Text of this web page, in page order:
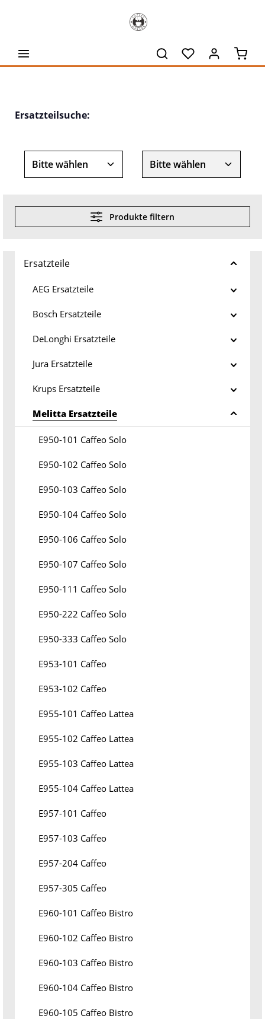
Ersatzteilsuche:
Produkte filtern
Ersatzteile
AEG Ersatzteile
Bosch Ersatzteile
DeLonghi Ersatzteile
Jura Ersatzteile
Krups Ersatzteile
Melitta Ersatzteile
E950-101 Caffeo Solo
E950-102 Caffeo Solo
E950-103 Caffeo Solo
E950-104 Caffeo Solo
E950-106 Caffeo Solo
E950-107 Caffeo Solo
E950-111 Caffeo Solo
E950-222 Caffeo Solo
E950-333 Caffeo Solo
E953-101 Caffeo
E953-102 Caffeo
E955-101 Caffeo Lattea
E955-102 Caffeo Lattea
E955-103 Caffeo Lattea
E955-104 Caffeo Lattea
E957-101 Caffeo
E957-103 Caffeo
E957-204 Caffeo
E957-305 Caffeo
E960-101 Caffeo Bistro
E960-102 Caffeo Bistro
E960-103 Caffeo Bistro
E960-104 Caffeo Bistro
E960-105 Caffeo Bistro